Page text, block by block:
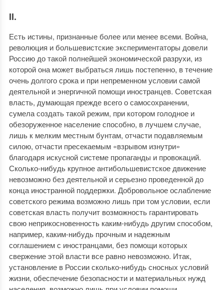
II.
Есть истины, признанные более или менее всеми. Война,
революция и большевистские экспериментаторы довели
Россию до такой полнейшей экономической разрухи, из
которой она может выбраться лишь постепенно, в течение
очень долгого срока и при непременном условии самой
деятельной и энергичной помощи иностранцев. Советская
власть, думающая прежде всего о самосохранении,
сумела создать такой режим, при котором голодное и
обезоруженное население способно, в лучшем случае,
лишь к мелким местным бунтам, отчасти подавляемым
силою, отчасти пресекаемым «взрывом изнутри»
благодаря искусной системе пропаганды и провокаций.
Сколько-нибудь крупное антибольшевистское движение
невозможно без деятельной и серьезно проведенной до
конца иностранной поддержки. Добровольное ослабление
советского режима возможно лишь при том условии, если
советская власть получит возможность гарантировать
свою неприкосновенность каким-нибудь другим способом,
например, каким-нибудь прочным и надежным
соглашением с иностранцами, без помощи которых
свержение этой власти все равно невозможно. Итак,
установление в России сколько-нибудь сносных условий
жизни, обеспечение безопасности и материальных нужд